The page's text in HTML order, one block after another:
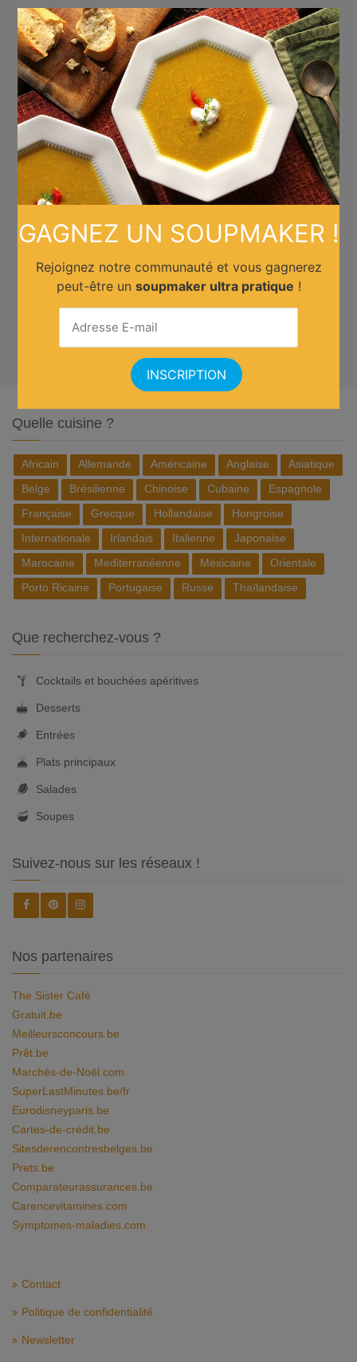
Quelle cuisine ?
Africain Allemande Américaine Anglaise
Asiatique
Belge
Brésilienne Chinoise Cubaine
Espagnole
Française
Grecque Hollandaise
Hongroise
Internationale
Irlandais Italienne
Japonaise
Marocaine
Mediterranéenne Mexicaine
Orientale
Porto Ricaine
Portugaise Russe Thaïlandaise
Que recherchez-vous ?
Cocktails et bouchées apéritives
Desserts
Entrées
Plats principaux
Salades
Soupes
Suivez-nous sur les réseaux !
Nos partenaires
The Sister Café
Gratuit.be
Meilleursconcours.be
Prêt.be
Marchés-de-Noël.com
SuperLastMinutes.be/fr
Eurodisneyparis.be
Cartes-de-crédit.be
Sitesderencontresbelges.be
Prets.be
Comparateurassurances.be
Carencevitamines.com
Symptomes-maladies.com
Contact
Politique de confidentialité
Newsletter
GAGNEZ UN SOUPMAKER !
Rejoignez notre communauté et vous gagnerez
peut-être un soupmaker ultra pratique !
×